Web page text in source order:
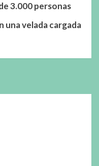
3.000 personas
una velada cargada